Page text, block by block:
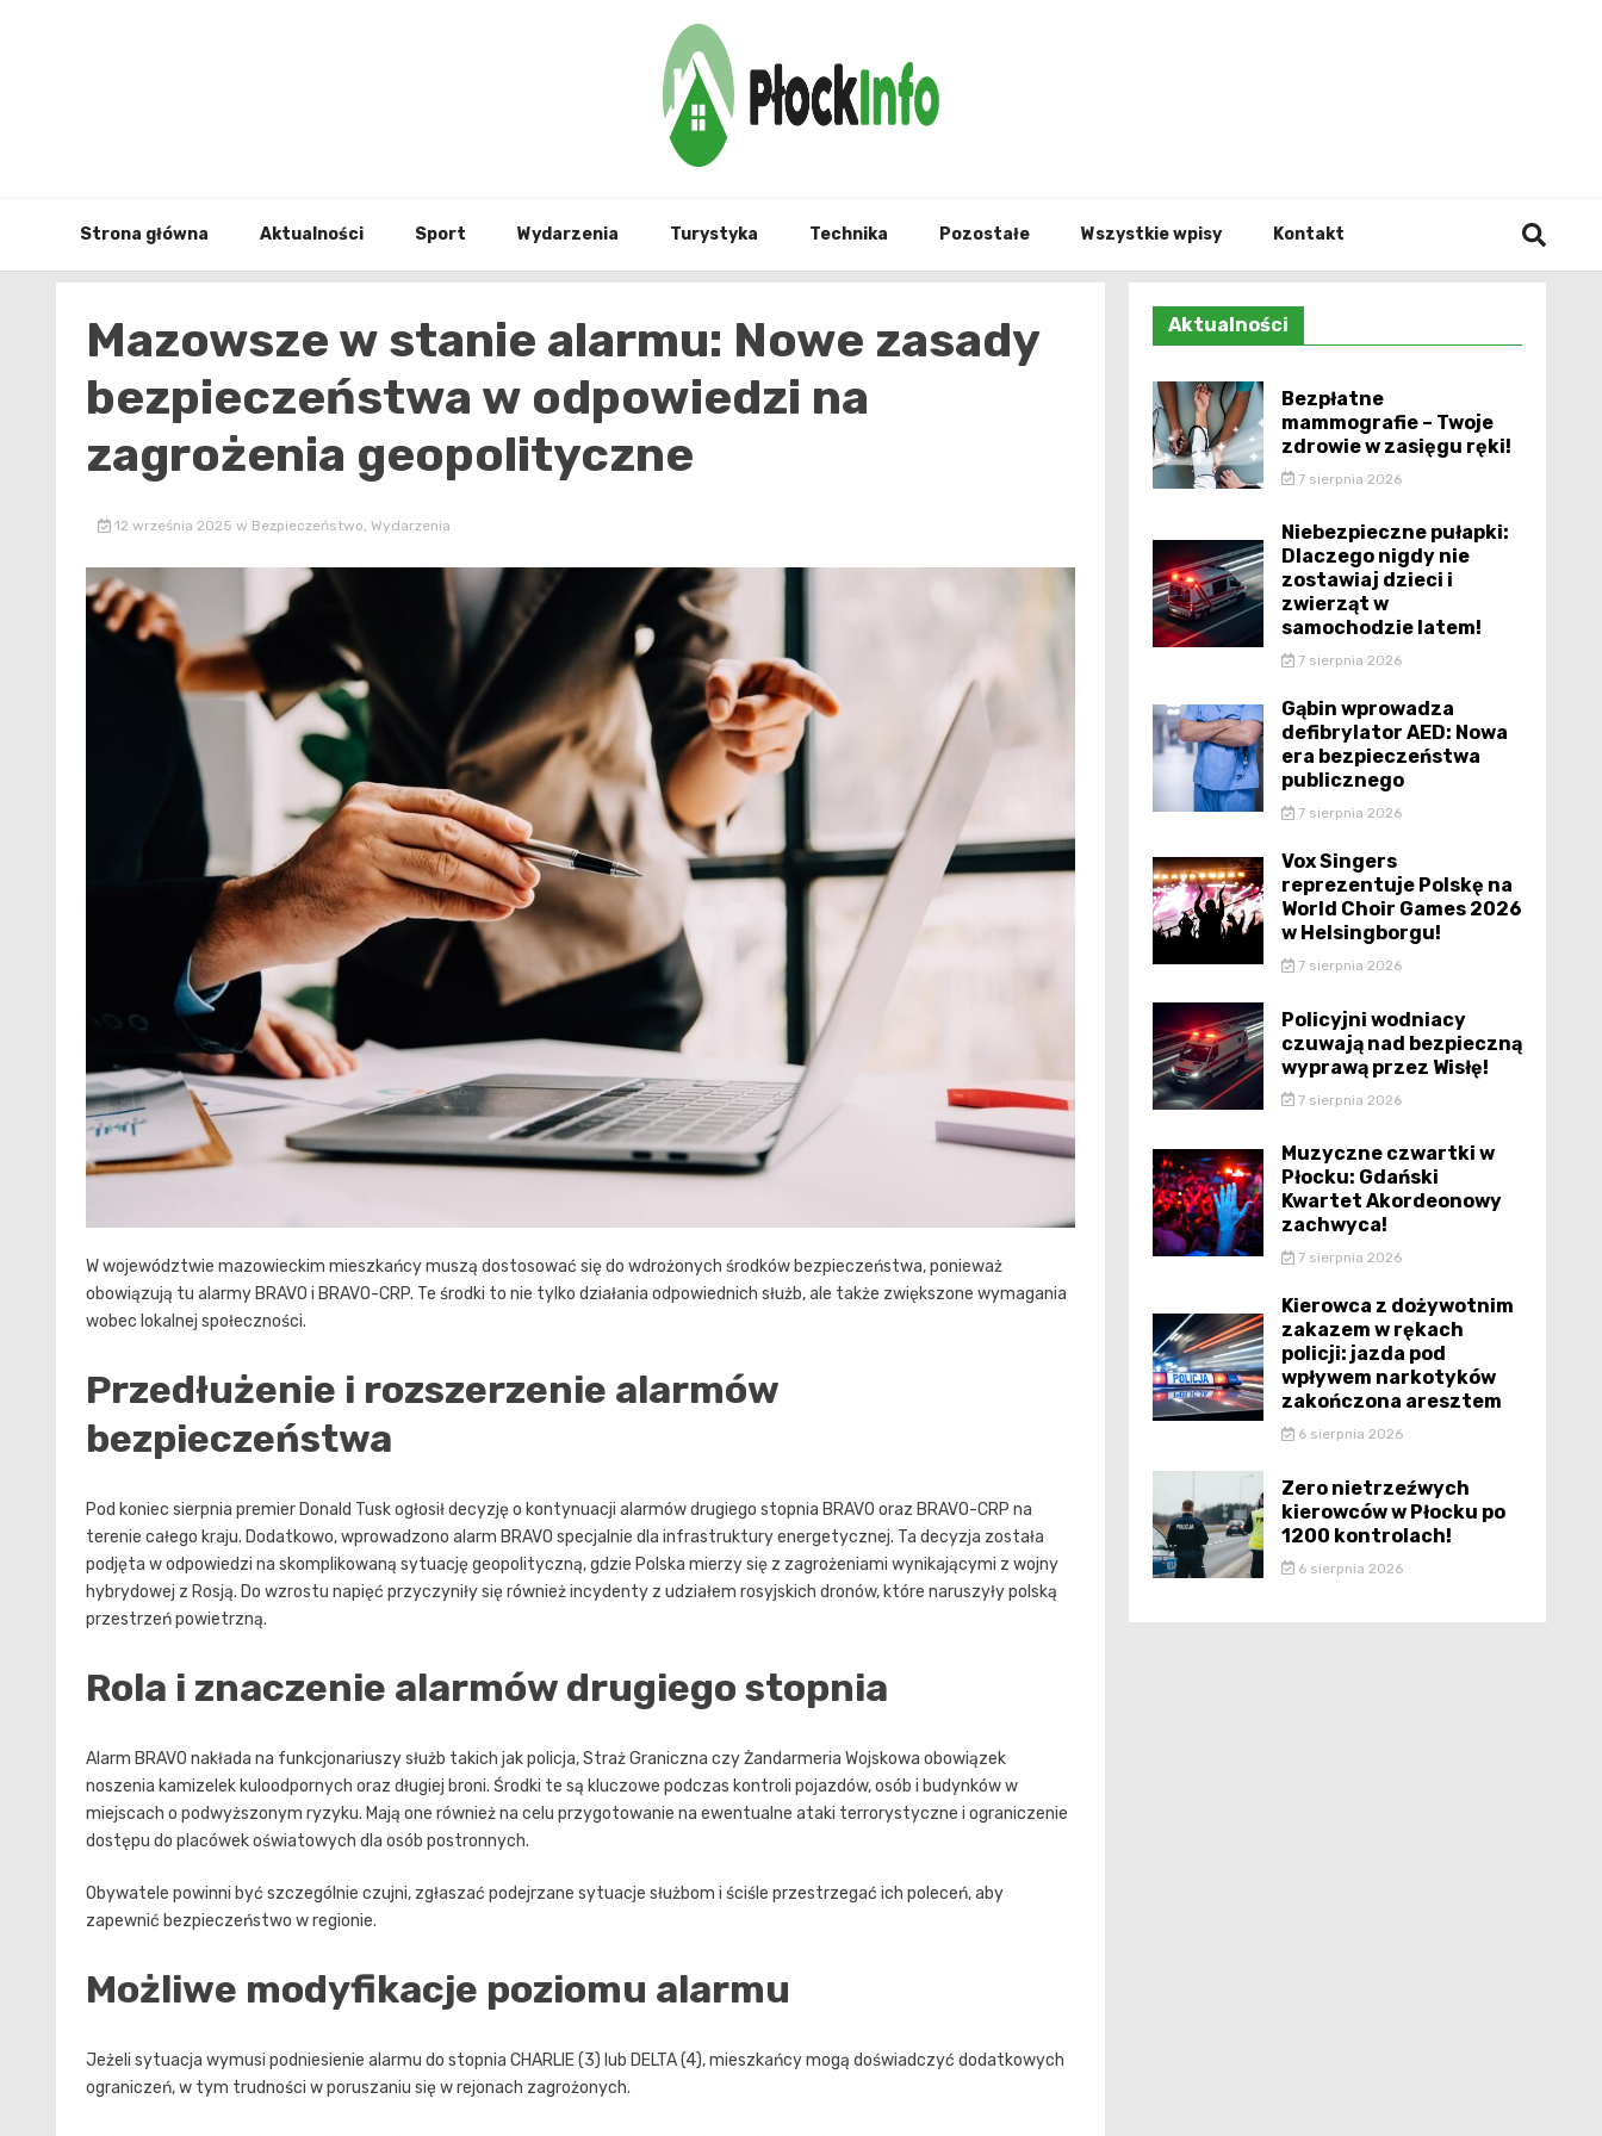
Strona główna Aktualności Sport Wydarzenia Turystyka Technika Pozostałe Wszystkie wpisy Kontakt
Mazowsze w stanie alarmu: Nowe zasady
bezpieczeństwa w odpowiedzi na
zagrożenia geopolityczne
12 września 2025 w Bezpieczeństwo, Wydarzenia
W województwie mazowieckim mieszkańcy muszą dostosować się do wdrożonych środków bezpieczeństwa, ponieważ
obowiązują tu alarmy BRAVO i BRAVO-CRP. Te środki to nie tylko działania odpowiednich służb, ale także zwiększone wymagania
wobec lokalnej społeczności.
Przedłużenie i rozszerzenie alarmów
bezpieczeństwa
Pod koniec sierpnia premier Donald Tusk ogłosił decyzję o kontynuacji alarmów drugiego stopnia BRAVO oraz BRAVO-CRP na
terenie całego kraju. Dodatkowo, wprowadzono alarm BRAVO specjalnie dla infrastruktury energetycznej. Ta decyzja została
podjęta w odpowiedzi na skomplikowaną sytuację geopolityczną, gdzie Polska mierzy się z zagrożeniami wynikającymi z wojny
hybrydowej z Rosją. Do wzrostu napięć przyczyniły się również incydenty z udziałem rosyjskich dronów, które naruszyły polską
przestrzeń powietrzną.
Rola i znaczenie alarmów drugiego stopnia
Alarm BRAVO nakłada na funkcjonariuszy służb takich jak policja, Straż Graniczna czy Żandarmeria Wojskowa obowiązek
noszenia kamizelek kuloodpornych oraz długiej broni. Środki te są kluczowe podczas kontroli pojazdów, osób i budynków w
miejscach o podwyższonym ryzyku. Mają one również na celu przygotowanie na ewentualne ataki terrorystyczne i ograniczenie
dostępu do placówek oświatowych dla osób postronnych.
Obywatele powinni być szczególnie czujni, zgłaszać podejrzane sytuacje służbom i ściśle przestrzegać ich poleceń, aby
zapewnić bezpieczeństwo w regionie.
Możliwe modyfikacje poziomu alarmu
Jeżeli sytuacja wymusi podniesienie alarmu do stopnia CHARLIE (3) lub DELTA (4), mieszkańcy mogą doświadczyć dodatkowych
ograniczeń, w tym trudności w poruszaniu się w rejonach zagrożonych.
Aktualności
Bezpłatne
mammografie – Twoje
zdrowie w zasięgu ręki!
7 sierpnia 2026
Niebezpieczne pułapki:
Dlaczego nigdy nie
zostawiaj dzieci i
zwierząt w
samochodzie latem!
7 sierpnia 2026
Gąbin wprowadza
defibrylator AED: Nowa
era bezpieczeństwa
publicznego
7 sierpnia 2026
Vox Singers
reprezentuje Polskę na
World Choir Games 2026
w Helsingborgu!
7 sierpnia 2026
Policyjni wodniacy
czuwają nad bezpieczną
wyprawą przez Wisłę!
7 sierpnia 2026
Muzyczne czwartki w
Płocku: Gdański
Kwartet Akordeonowy
zachwyca!
7 sierpnia 2026
Kierowca z dożywotnim
zakazem w rękach
policji: jazda pod
wpływem narkotyków
zakończona aresztem
6 sierpnia 2026
Zero nietrzeźwych
kierowców w Płocku po
1200 kontrolach!
6 sierpnia 2026